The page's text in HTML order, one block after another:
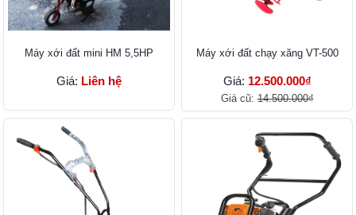
Máy xới đất mini HM 5,5HP
Giá: Liên hệ
Máy xới đất chạy xăng VT-500
Giá: 12.500.000₫
Giá cũ:14.500.000₫